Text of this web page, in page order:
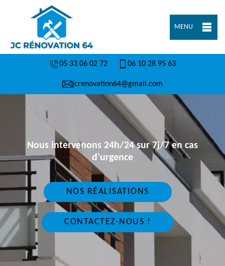
MENU
05 33 06 02 72 06 10 28 95 63
jcrenovation64@gmail.com
Nous intervenons 24h/24 sur 7j/7 en cas
d'urgence
NOS RÉALISATIONS
CONTACTEZ-NOUS !